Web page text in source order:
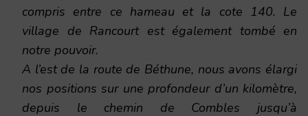
compris entre ce hameau et la cote 140. Le
village de Rancourt est également tombé en
notre pouvoir.
A l’est de la route de Béthune, nous avons élargi
nos positions sur une profondeur d’un kilomètre,
depuis le chemin de Combles jusqu’à